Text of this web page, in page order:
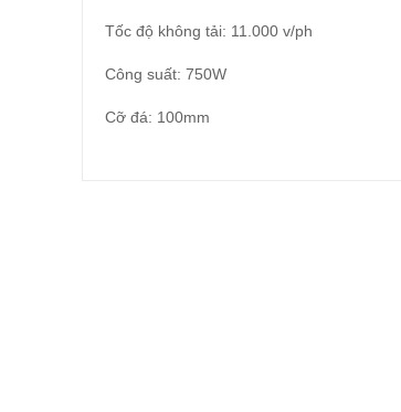
Tốc độ không tải: 11.000 v/ph
Công suất: 750W
Cỡ đá: 100mm